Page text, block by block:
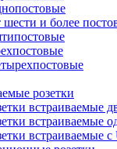
и более
розетки
встраиваемые
встраиваемые
встраиваемые с